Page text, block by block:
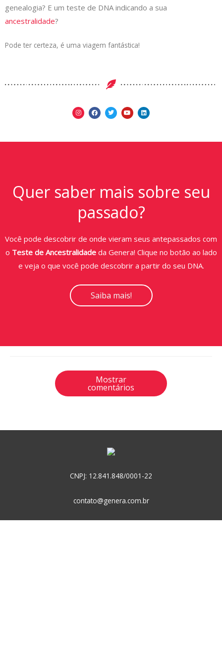
genealogia? E um teste de DNA indicando a sua
ancestralidade?
Pode ter certeza, é uma viagem fantástica!
Quer saber mais sobre seu
passado?
Você pode descobrir de onde vieram seus antepassados com
o Teste de Ancestralidadeda Genera! Clique no botão ao lado
e veja o que você pode descobrir a partir do seu DNA.
Saiba mais!
Mostrar
comentários
CNPJ: 12.841.848/0001-22
contato@genera.com.br